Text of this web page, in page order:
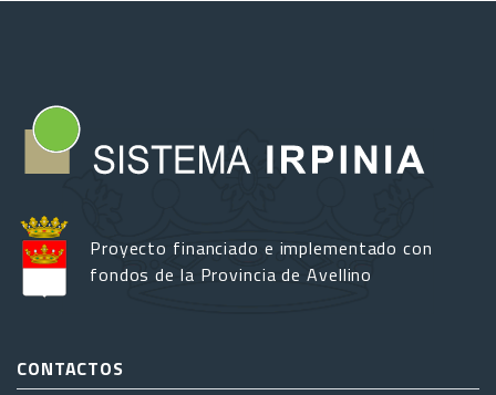
Proyecto financiado e implementado con
fondos de la Provincia de Avellino
CONTACTOS